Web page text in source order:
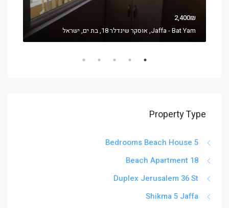
2,400₪
Jaffa - Bat Yam, אוסקר שינדלר 18, בת ים, ישראל
Property Type
5 Bedrooms Beach House
Beach Apartment 18
Duplex Jerusalem 36 St
Shikma 5 Jaffa